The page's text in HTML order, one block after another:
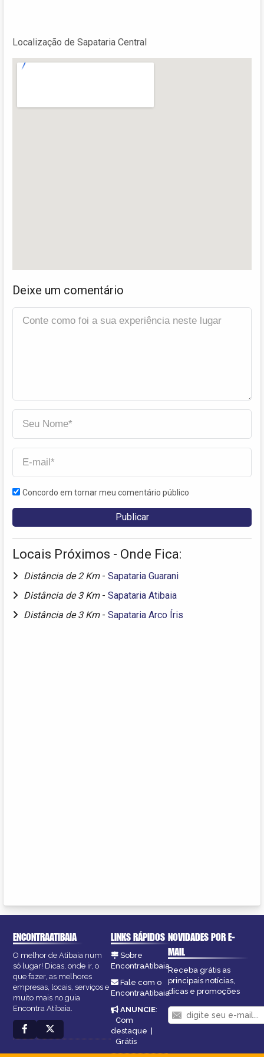
Localização de Sapataria Central
Deixe um comentário
Concordo em tornar meu comentário público
Locais Próximos - Onde Fica:
Distância de 2 Km - Sapataria Guarani
Distância de 3 Km - Sapataria Atibaia
Distância de 3 Km - Sapataria Arco Íris
ENCONTRAATIBAIA
O melhor de Atibaia num
só lugar! Dicas, onde ir, o
que fazer, as melhores
empresas, locais, serviços e
muito mais no guia
Encontra Atibaia.
LINKS RÁPIDOS
Sobre
EncontraAtibaia
Fale com o
EncontraAtibaia
ANUNCIE:
Com
destaque
Grátis
NOVIDADES POR E-
MAIL
Receba grátis as
principais notícias,
dicas e promoções